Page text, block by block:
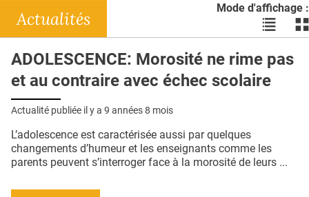
DOSSIERS
RÉSEAUX
E-REVUE SAD
QUI SOMMES-NOUS ?
Mode d'affichage :
Voir
les
en
liste
les
Actualités
ADOLESCENCE: Morosité ne rime pas
et au contraire avec échec scolaire
Actualité publiée il y a 9 années 8 mois
L’adolescence est caractérisée aussi par quelques
changements d’humeur et les enseignants comme les
parents peuvent s’interroger face à la morosité de leurs ...